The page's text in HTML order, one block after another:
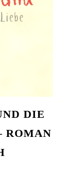
DIE
ROMAN